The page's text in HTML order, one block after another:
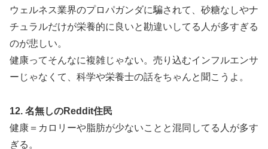
ウェルネス業界のプロパガンダに騙されて、砂糖なしやナ
チュラルだけが栄養的に良いと勘違いしてる人が多すぎる
のが悲しい。
健康ってそんなに複雑じゃない。売り込むインフルエンサ
ーじゃなくて、科学や栄養士の話をちゃんと聞こうよ。
12. 名無しのReddit住民
健康＝カロリーや脂肪が少ないことと混同してる人が多す
ぎる。